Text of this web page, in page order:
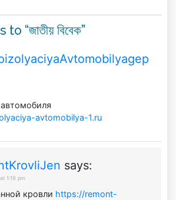
“জাতীয় বিবেক”
avtomobilya-1.ru
says:
1:19 pm
кровли https://remont-